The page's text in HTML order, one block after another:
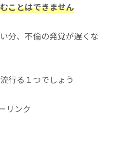
ことはできません
分、不倫の発覚が遅くな
行る１つでしょう
リンク